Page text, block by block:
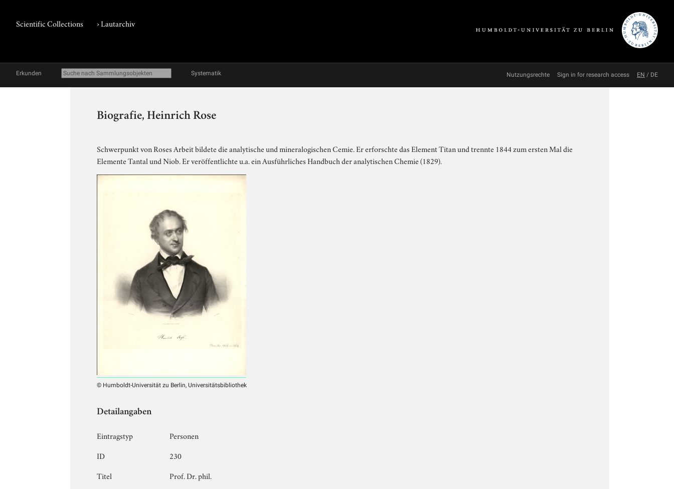
Scientific Collections ›Lautarchiv
Erkunden Systematik Nutzungsrechte Sign in for research access EN / DE
Biografie, Heinrich Rose
Schwerpunkt von Roses Arbeit bildete die analytische und mineralogischen Cemie. Er erforschte das Element Titan und trennte 1844 zum ersten Mal die
Elemente Tantal und Niob. Er veröffentlichte u.a. ein Ausführliches Handbuch der analytischen Chemie (1829).
© Humboldt-Universität zu Berlin, Universitätsbibliothek
Detailangaben
Eintragstyp
Personen
ID
230
Titel
Prof. Dr. phil.